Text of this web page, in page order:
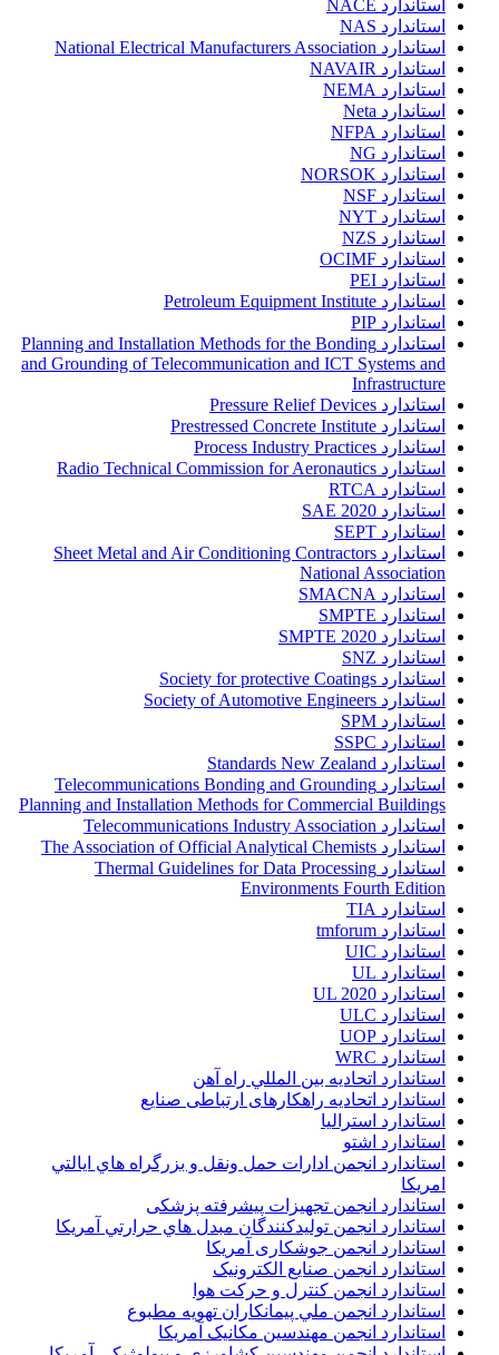
استاندارد NACE
استاندارد NAS
استاندارد National Electrical Manufacturers Association
استاندارد NAVAIR
استاندارد NEMA
استاندارد Neta
استاندارد NFPA
استاندارد NG
استاندارد NORSOK
استاندارد NSF
استاندارد NYT
استاندارد NZS
استاندارد OCIMF
استاندارد PEI
استاندارد Petroleum Equipment Institute
استاندارد PIP
استاندارد Planning and Installation Methods for the Bonding
and Grounding of Telecommunication and ICT Systems and
Infrastructure
استاندارد Pressure Relief Devices
استاندارد Prestressed Concrete Institute
استاندارد Process Industry Practices
استاندارد Radio Technical Commission for Aeronautics
استاندارد RTCA
استاندارد SAE 2020
استاندارد SEPT
استاندارد Sheet Metal and Air Conditioning Contractors
National Association
استاندارد SMACNA
استاندارد SMPTE
استاندارد SMPTE 2020
استاندارد SNZ
استاندارد Society for protective Coatings
استاندارد Society of Automotive Engineers
استاندارد SPM
استاندارد SSPC
استاندارد Standards New Zealand
استاندارد Telecommunications Bonding and Grounding
Planning and Installation Methods for Commercial Buildings
استاندارد Telecommunications Industry Association
استاندارد The Association of Official Analytical Chemists
استاندارد Thermal Guidelines for Data Processing
Environments Fourth Edition
استاندارد TIA
استاندارد tmforum
استاندارد UIC
استاندارد UL
استاندارد UL 2020
استاندارد ULC
استاندارد UOP
استاندارد WRC
استاندارد اتحاديه بين المللي راه آهن
استاندارد اتحادیه راهکارهای ارتباطی صنایع
استاندارد استرالیا
استاندارد اشتو
استاندارد انجمن ادارات حمل ونقل و بزرگراه هاي ايالتي
امريکا
استاندارد انجمن تجهیزات پیشرفته پزشکی
استاندارد انجمن توليدکنندگان مبدل هاي حرارتي آمريکا
استاندارد انجمن جوشکاری آمریکا
استاندارد انجمن صنايع الکترونيک
استاندارد انجمن کنترل و حرکت هوا
استاندارد انجمن ملي پيمانکاران تهويه مطبوع
استاندارد انجمن مهندسين مکانيک آمريکا